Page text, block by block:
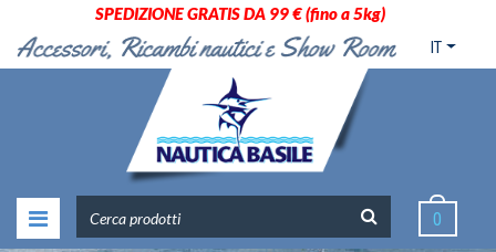
SPEDIZIONE GRATIS DA 99 € (fino a 5kg)
IT
0